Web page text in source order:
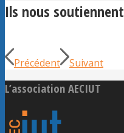
Ils nous soutiennent
Précédent Suivant
L’association AECIUT